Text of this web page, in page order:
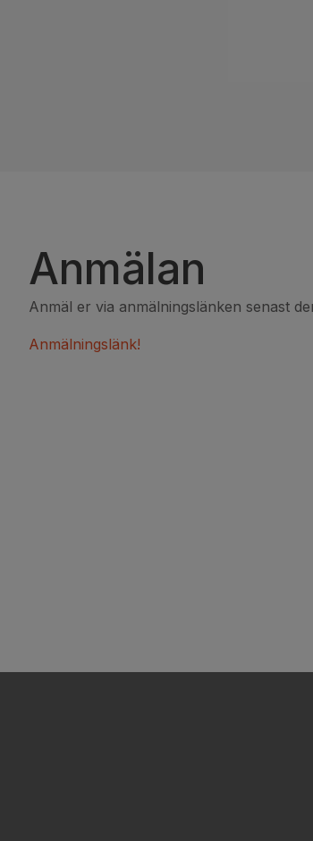
Anmälan
Anmäl er via anmälningslänken senast
Anmälningslänk!